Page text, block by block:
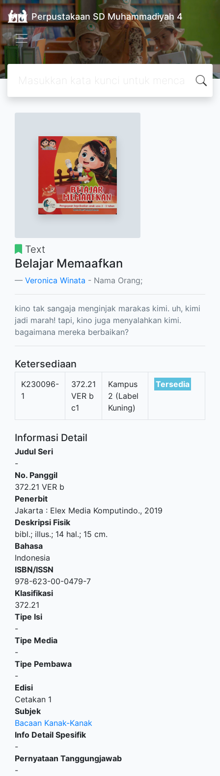
Perpustakaan SD Muhammadiyah 4
Text
Belajar Memaafkan
Veronica Winata - Nama Orang;
kino tak sangaja menginjak marakas kimi. uh, kimi
jadi marah! tapi, kino juga menyalahkan kimi.
bagaimana mereka berbaikan?
Ketersediaan
K230096-
1
372.21
VER b
c1
Kampus
2 (Label
Kuning)
Tersedia
Informasi Detail
Judul Seri
-
No. Panggil
372.21 VER b
Penerbit
Jakarta : Elex Media Komputindo., 2019
Deskripsi Fisik
bibl.; illus.; 14 hal.; 15 cm.
Bahasa
Indonesia
ISBN/ISSN
978-623-00-0479-7
Klasifikasi
372.21
Tipe Isi
-
Tipe Media
-
Tipe Pembawa
-
Edisi
Cetakan 1
Subjek
Bacaan Kanak-Kanak
Info Detail Spesifik
-
Pernyataan Tanggungjawab
-